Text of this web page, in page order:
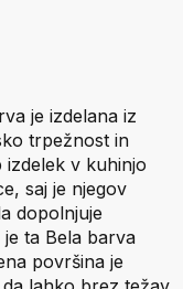
je izdelana iz
trpežnost in
izdelek v kuhinjo
saj je njegov
dopolnjuje
ta Bela barva
površina je